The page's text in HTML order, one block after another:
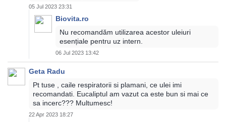
05 Jul 2023 23:31
Biovita.ro
Nu recomandăm utilizarea acestor uleiuri
esențiale pentru uz intern.
06 Jul 2023 13:42
Geta Radu
Pt tuse , caile respiratorii si plamani, ce ulei imi
recomandati. Eucaliptul am vazut ca este bun si mai ce
sa incerc??? Multumesc!
22 Apr 2023 18:27